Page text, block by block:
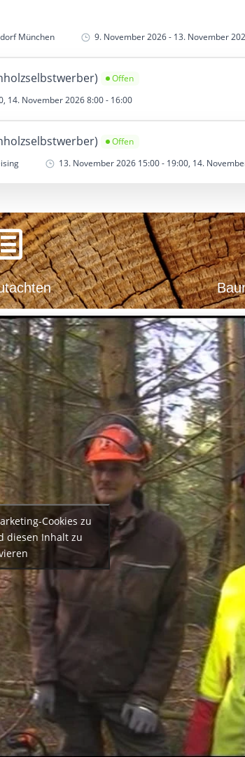
München 9. November 2026 - 13. November
Offen
14. November 2026 8:00 - 16:00
Offen
13. November 2026 15:00 - 19:00, 14.
Cookies zu
diesen Inhalt zu